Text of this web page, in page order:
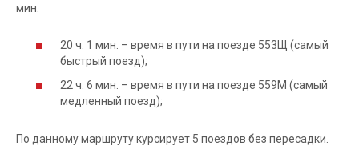
мин.
20 ч. 1 мин. – время в пути на поезде 553Щ (самый
быстрый поезд);
22 ч. 6 мин. – время в пути на поезде 559М (самый
медленный поезд);
По данному маршруту курсирует 5 поездов без пересадки.